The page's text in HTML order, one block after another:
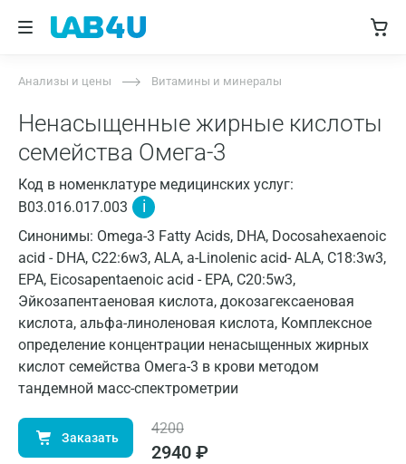
Анализы и цены Витамины и минералы
Ненасыщенные жирные кислоты
семейства Омега-3
Код в номенклатуре медицинских услуг:
B03.016.017.003
i
Синонимы: Omega-3 Fatty Acids, DHA, Docosahexaenoic
acid - DHA, С22:6w3, ALA, a-Linolenic acid- ALA, C18:3w3,
EPA, Eicosapentaenoic acid - EPA, C20:5w3,
Эйкозапентаеновая кислота, докозагексаеновая
кислота, альфа-линоленовая кислота, Комплексное
определение концентрации ненасыщенных жирных
кислот семейства Омега-3 в крови методом
тандемной масс-спектрометрии
Заказать
4200
2940 ₽